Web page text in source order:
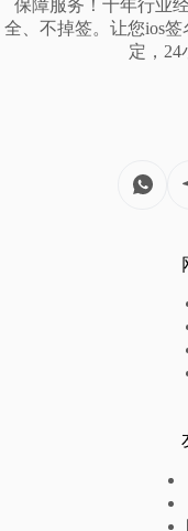
保障服务！十年行业
全、不掉签。让您ios
定，24